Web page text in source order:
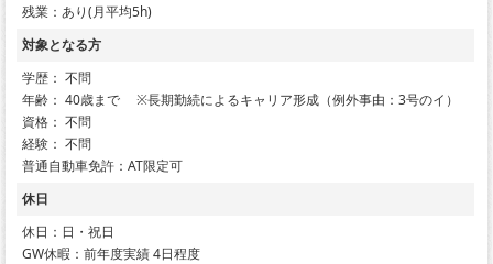
残業：あり(月平均5h)
対象となる方
学歴： 不問
年齢： 40歳まで ※長期勤続によるキャリア形成（例外事由：3号のイ）
資格： 不問
経験： 不問
普通自動車免許：AT限定可
休日
休日：日・祝日
GW休暇：前年度実績 4日程度